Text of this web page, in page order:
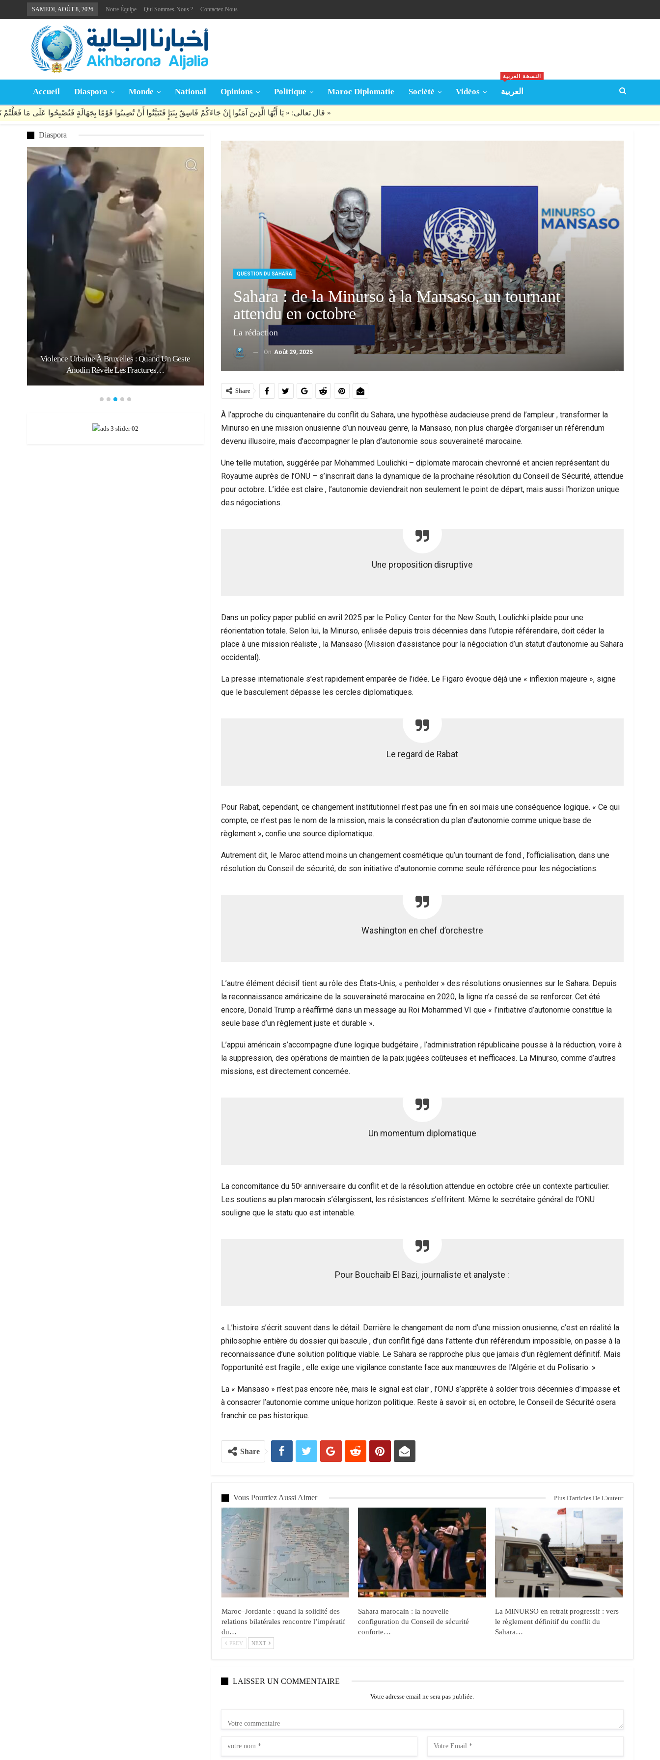
SAMEDI, AOÛT 8, 2026 Notre Équipe Qui Sommes-Nous ? Contactez-Nous
Accueil Diaspora Monde National Opinions Politique Maroc Diplomatie Société Vidéos العربية
النسخة العربية
QUESTION DU SAHARA
Sahara : de la Minurso à la Mansaso, un tournant
attendu en octobre
La rédaction
On Août 29, 2025
Share
À l’approche du cinquantenaire du conflit du Sahara, une hypothèse audacieuse prend de l’ampleur , transformer la
Minurso en une mission onusienne d’un nouveau genre, la Mansaso, non plus chargée d’organiser un référendum
devenu illusoire, mais d’accompagner le plan d’autonomie sous souveraineté marocaine.
Une telle mutation, suggérée par Mohammed Loulichki – diplomate marocain chevronné et ancien représentant du
Royaume auprès de l’ONU – s’inscrirait dans la dynamique de la prochaine résolution du Conseil de Sécurité, attendue
pour octobre. L’idée est claire , l’autonomie deviendrait non seulement le point de départ, mais aussi l’horizon unique
des négociations.
Une proposition disruptive
Dans un policy paper publié en avril 2025 par le Policy Center for the New South, Loulichki plaide pour une
réorientation totale. Selon lui, la Minurso, enlisée depuis trois décennies dans l’utopie référendaire, doit céder la
place à une mission réaliste , la Mansaso (Mission d’assistance pour la négociation d’un statut d’autonomie au Sahara
occidental).
La presse internationale s’est rapidement emparée de l’idée. Le Figaro évoque déjà une « inflexion majeure », signe
que le basculement dépasse les cercles diplomatiques.
Le regard de Rabat
Pour Rabat, cependant, ce changement institutionnel n’est pas une fin en soi mais une conséquence logique. « Ce qui
compte, ce n’est pas le nom de la mission, mais la consécration du plan d’autonomie comme unique base de
règlement », confie une source diplomatique.
Autrement dit, le Maroc attend moins un changement cosmétique qu’un tournant de fond , l’officialisation, dans une
résolution du Conseil de sécurité, de son initiative d’autonomie comme seule référence pour les négociations.
Washington en chef d’orchestre
L’autre élément décisif tient au rôle des États-Unis, « penholder » des résolutions onusiennes sur le Sahara. Depuis
la reconnaissance américaine de la souveraineté marocaine en 2020, la ligne n’a cessé de se renforcer. Cet été
encore, Donald Trump a réaffirmé dans un message au Roi Mohammed VI que « l’initiative d’autonomie constitue la
seule base d’un règlement juste et durable ».
L’appui américain s’accompagne d’une logique budgétaire , l’administration républicaine pousse à la réduction, voire à
la suppression, des opérations de maintien de la paix jugées coûteuses et inefficaces. La Minurso, comme d’autres
missions, est directement concernée.
Un momentum diplomatique
La concomitance du 50ᵉ anniversaire du conflit et de la résolution attendue en octobre crée un contexte particulier.
Les soutiens au plan marocain s’élargissent, les résistances s’effritent. Même le secrétaire général de l’ONU
souligne que le statu quo est intenable.
Pour Bouchaib El Bazi, journaliste et analyste :
« L’histoire s’écrit souvent dans le détail. Derrière le changement de nom d’une mission onusienne, c’est en réalité la
philosophie entière du dossier qui bascule , d’un conflit figé dans l’attente d’un référendum impossible, on passe à la
reconnaissance d’une solution politique viable. Le Sahara se rapproche plus que jamais d’un règlement définitif. Mais
l’opportunité est fragile , elle exige une vigilance constante face aux manœuvres de l’Algérie et du Polisario. »
La « Mansaso » n’est pas encore née, mais le signal est clair , l’ONU s’apprête à solder trois décennies d’impasse et
à consacrer l’autonomie comme unique horizon politique. Reste à savoir si, en octobre, le Conseil de Sécurité osera
franchir ce pas historique.
Share
Vous Pourriez Aussi Aimer Plus D'articles De L'auteur
Maroc–Jordanie : quand la solidité des
relations bilatérales rencontre l’impératif
du…
Sahara marocain : la nouvelle
configuration du Conseil de sécurité
conforte…
La MINURSO en retrait progressif : vers
le règlement définitif du conflit du
Sahara…
PREV NEXT
LAISSER UN COMMENTAIRE
Votre adresse email ne sera pas publiée.
Diaspora
Violence Urbaine À Bruxelles : Quand Un Geste
Anodin Révèle Les Fractures…
Ceuta : Les Messages Qui Poussent Au Départ, Le
Miroir D’un Malaise Social Plus…
Entre Urgence Humanitaire,…